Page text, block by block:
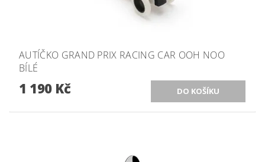
AUTÍČKO GRAND PRIX RACING CAR OOH NOO
BÍLÉ
1 190 Kč